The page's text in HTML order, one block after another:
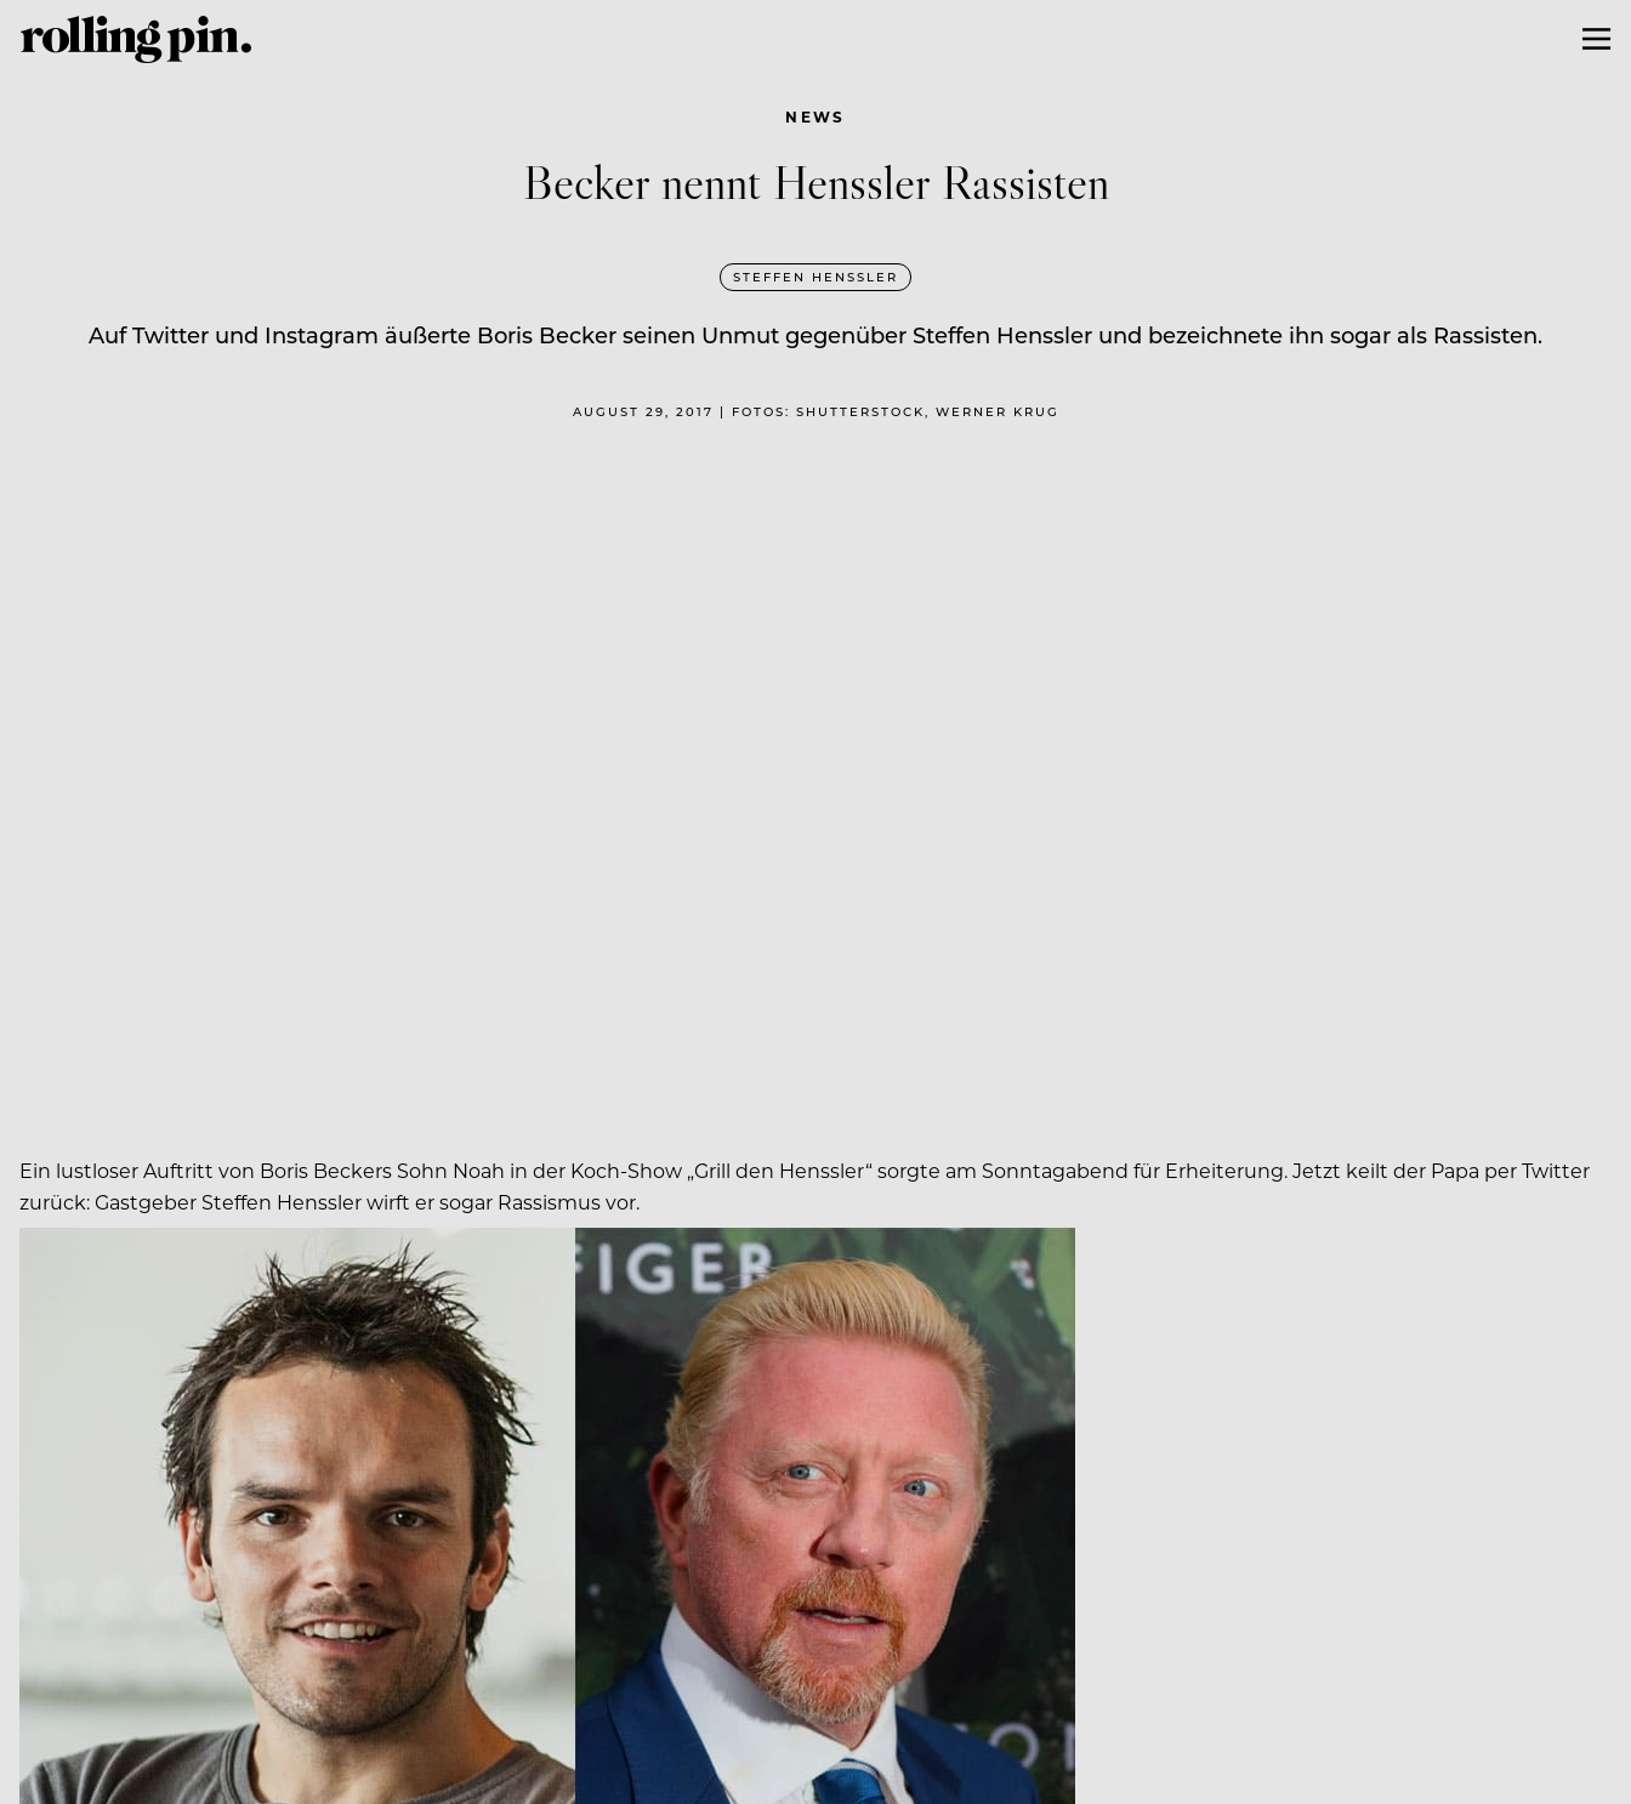
NEWS
Becker nennt Henssler Rassisten
STEFFEN HENSSLER
Auf Twitter und Instagram äußerte Boris Becker seinen Unmut gegenüber Steffen Henssler und bezeichnete ihn sogar als Rassisten.
AUGUST 29, 2017 | FOTOS: SHUTTERSTOCK, WERNER KRUG
Ein lustloser Auftritt von Boris Beckers Sohn Noah in der Koch-Show „Grill den Henssler“ sorgte am Sonntagabend für Erheiterung. Jetzt keilt der Papa per Twitter
zurück: Gastgeber Steffen Henssler wirft er sogar Rassismus vor.